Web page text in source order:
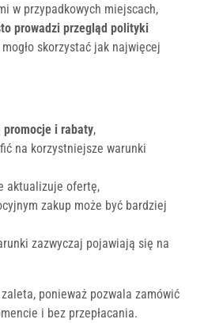
w przypadkowych miejscach,
prowadzi przegląd polityki
skorzystać jak najwięcej
promocje i rabaty,
na korzystniejsze warunki
aktualizuje ofertę,
zakup może być bardziej
zazwyczaj pojawiają się na
ponieważ pozwala zamówić
i bez przepłacania.